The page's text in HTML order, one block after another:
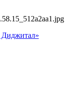
Диджитал»